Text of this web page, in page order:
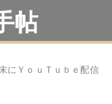
帖
にＹｏｕＴｕｂｅ配信